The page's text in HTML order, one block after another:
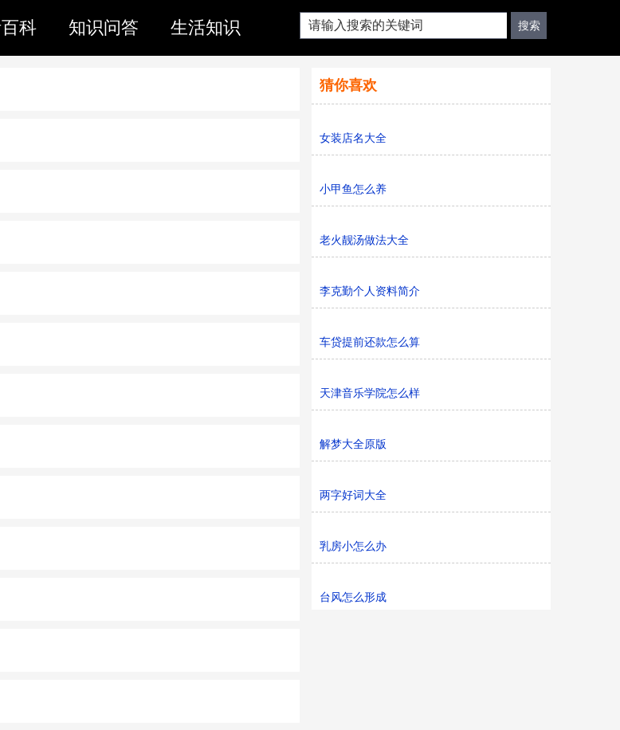
科 知识问答 生活知识
猜你喜欢
女装店名大全
小甲鱼怎么养
老火靓汤做法大全
李克勤个人资料简介
车贷提前还款怎么算
天津音乐学院怎么样
解梦大全原版
两字好词大全
乳房小怎么办
台风怎么形成